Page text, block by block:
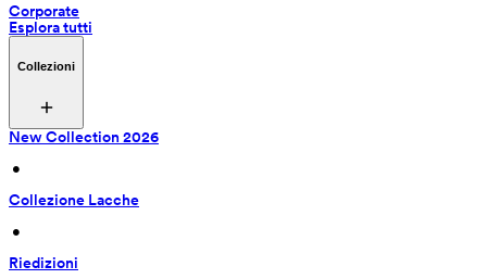
Corporate
Esplora tutti
Collezioni
New Collection 2026
•
Collezione Lacche
•
Riedizioni